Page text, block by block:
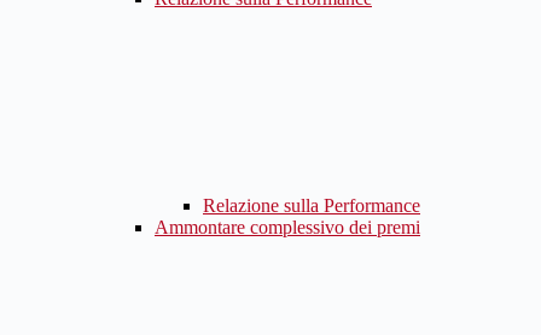
Relazione sulla Performance
Ammontare complessivo dei premi